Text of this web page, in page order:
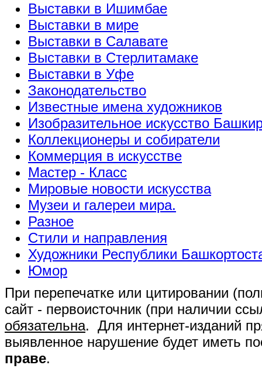
Выставки в Ишимбае
Выставки в мире
Выставки в Салавате
Выставки в Стерлитамаке
Выставки в Уфе
Законодательство
Известные имена художников
Изобразительное искусство
Коллекционеры и собиратели
Коммерция в искусстве
Мастер - Класс
Мировые новости искусства
Музеи и галереи мира.
Разное
Стили и направления
Художники Республики
Юмор
При перепечатке или цитировании
сайт - первоисточник (при наличии
обязательна. Для интернет-изданий
выявленное нарушение будет иметь
праве.